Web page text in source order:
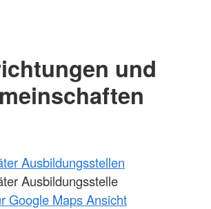
und
Ausbildungsstellen
Ausbildungsstelle
Google Maps Ansicht